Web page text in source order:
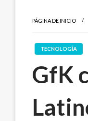
PÁGINA DE INICIO
TECNOLOGÍA
GfK